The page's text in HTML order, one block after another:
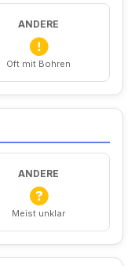
ANDERE
Oft mit Bohren
ANDERE
Meist unklar